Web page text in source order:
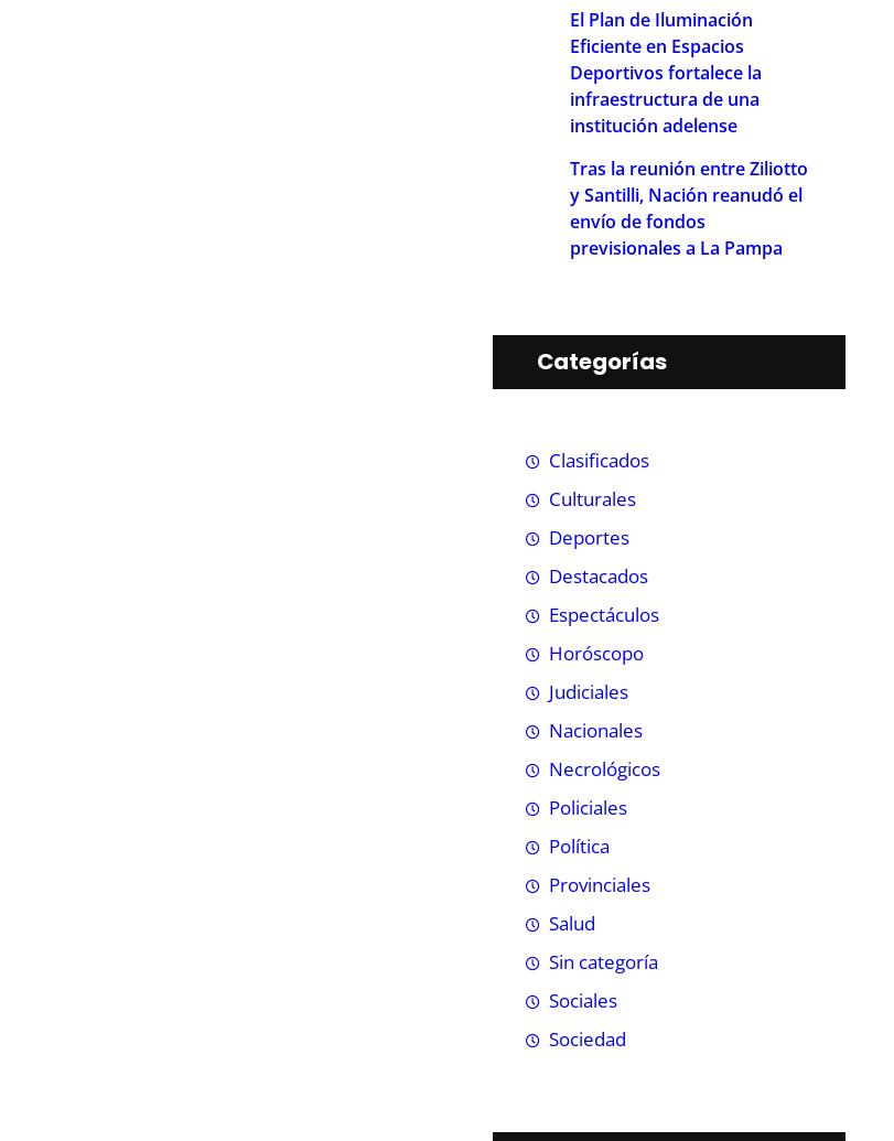
El Plan de Iluminación
Eficiente en Espacios
Deportivos fortalece la
infraestructura de una
institución adelense
Tras la reunión entre Ziliotto
y Santilli, Nación reanudó el
envío de fondos
previsionales a La Pampa
Categorías
Clasificados
Culturales
Deportes
Destacados
Espectáculos
Horóscopo
Judiciales
Nacionales
Necrológicos
Policiales
Política
Provinciales
Salud
Sin categoría
Sociales
Sociedad